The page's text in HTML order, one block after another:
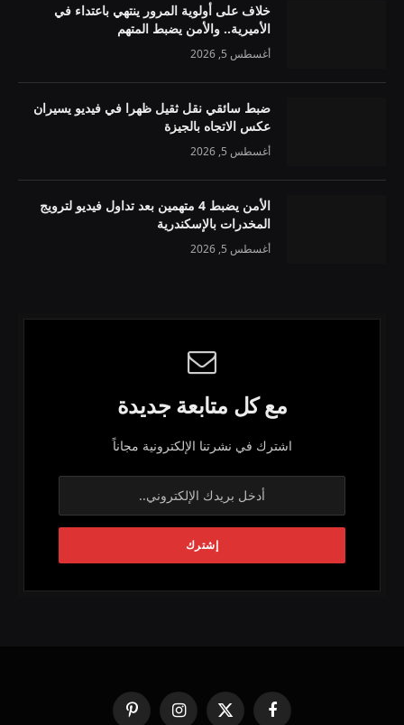
خلاف على أولوية المرور ينتهي باعتداء في
الأميرية.. والأمن يضبط المتهم
أغسطس 5, 2026
ضبط سائقي نقل ثقيل ظهرا في فيديو يسيران
عكس الاتجاه بالجيزة
أغسطس 5, 2026
الأمن يضبط 4 متهمين بعد تداول فيديو لترويج
المخدرات بالإسكندرية
أغسطس 5, 2026
مع كل متابعة جديدة
اشترك في نشرتنا الإلكترونية مجاناً
فيسبوك X الانستغرامبينتيريست